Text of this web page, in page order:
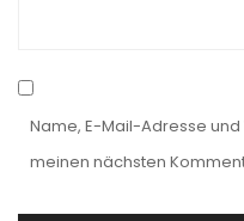
Name, E-Mail-Adresse
meinen nächsten